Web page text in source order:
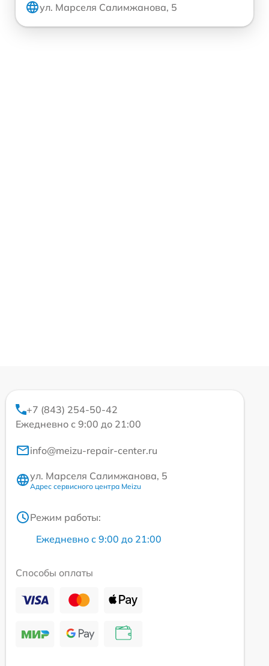
ул. Марселя Салимжанова, 5
+7 (843) 254-50-42
Ежедневно с 9:00 до 21:00
info@meizu-repair-center.ru
ул. Марселя Салимжанова, 5
Адрес сервисного центра Meizu
Режим работы:
Ежедневно с 9:00 до 21:00
Способы оплаты